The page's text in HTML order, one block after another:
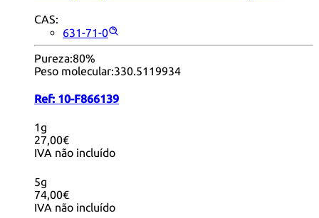
CAS:
631-71-0
Pureza:80%
Peso molecular:330.5119934
Ref: 10-F866139
1g
27,00€
IVA não incluído
5g
74,00€
IVA não incluído